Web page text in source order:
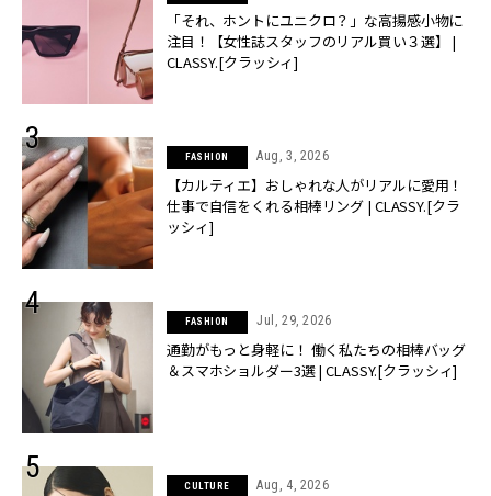
「それ、ホントにユニクロ？」な高揚感小物に
注目！【女性誌スタッフのリアル買い３選】 |
CLASSY.[クラッシィ]
FASHION Aug, 3, 2026
【カルティエ】おしゃれな人がリアルに愛用！
仕事で自信をくれる相棒リング | CLASSY.[クラ
ッシィ]
FASHION Jul, 29, 2026
通勤がもっと身軽に！ 働く私たちの相棒バッグ
＆スマホショルダー3選 | CLASSY.[クラッシィ]
CULTURE Aug, 4, 2026